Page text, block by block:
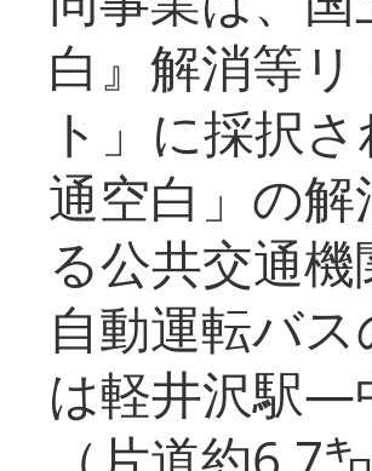
白』解消等
ト」に採択
通空白」の
る公共交通
自動運転バ
は軽井沢駅―